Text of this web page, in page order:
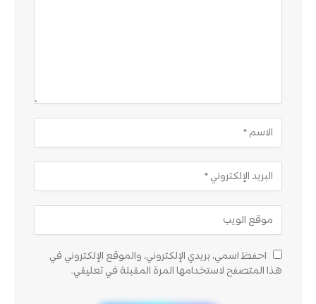
احفظ اسمي، بريدي الإلكتروني، والموقع الإلكتروني في
هذا المتصفح لاستخدامها المرة المقبلة في تعليقي.